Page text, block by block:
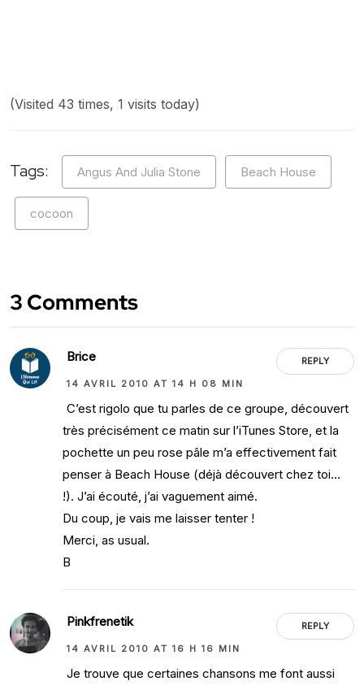
(Visited 43 times, 1 visits today)
Tags: Angus And Julia Stone Beach House
cocoon
3 Comments
REPLY
Brice
14 AVRIL 2010 AT 14 H 08 MIN
C’est rigolo que tu parles de ce groupe, découvert
très précisément ce matin sur l’iTunes Store, et la
pochette un peu rose pâle m’a effectivement fait
penser à Beach House (déjà découvert chez toi…
!). J’ai écouté, j’ai vaguement aimé.
Du coup, je vais me laisser tenter !
Merci, as usual.
B
REPLY
Pinkfrenetik
14 AVRIL 2010 AT 16 H 16 MIN
Je trouve que certaines chansons me font aussi